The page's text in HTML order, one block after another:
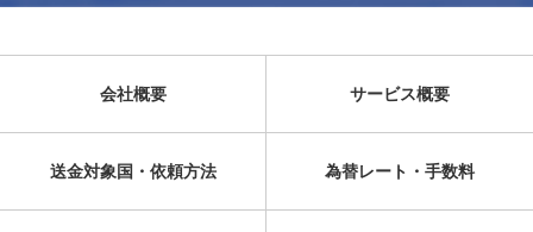
会社概要 サービス概要
送金対象国・依頼方法 為替レート・手数料